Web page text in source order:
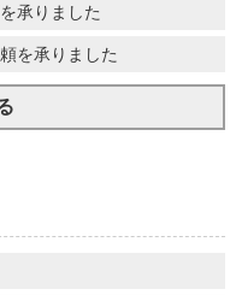
承りました
を承りました